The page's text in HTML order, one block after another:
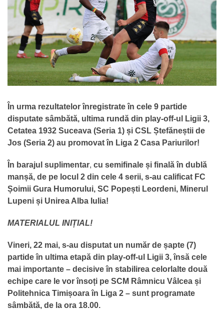
În urma rezultatelor înregistrate în cele 9 partide
disputate sâmbătă, ultima rundă din play-off-ul Ligii 3,
Cetatea 1932 Suceava (Seria 1) și CSL Ștefăneștii de
Jos (Seria 2) au promovat în Liga 2 Casa Pariurilor!
În barajul suplimentar, cu semifinale și finală în dublă
manșă, de pe locul 2 din cele 4 serii, s-au calificat FC
Șoimii Gura Humorului, SC Popești Leordeni, Minerul
Lupeni și Unirea Alba Iulia!
MATERIALUL INIȚIAL!
Vineri, 22 mai, s-au disputat un număr de șapte (7)
partide în ultima etapă din play-off-ul Ligii 3, însă cele
mai importante – decisive în stabilirea celorlalte două
echipe care le vor însoți pe SCM Râmnicu Vâlcea și
Politehnica Timișoara în Liga 2 – sunt programate
sâmbătă, de la ora 18.00.